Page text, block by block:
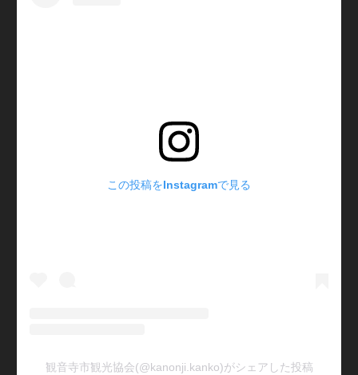
この投稿をInstagramで見る
観音寺市観光協会(@kanonji.kanko)がシェアした投稿